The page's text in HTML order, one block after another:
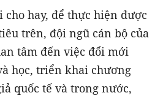
cho hay, để thực hiện được
trên, đội ngũ cán bộ của
tâm đến việc đổi mới
học, triển khai chương
quốc tế và trong nước,